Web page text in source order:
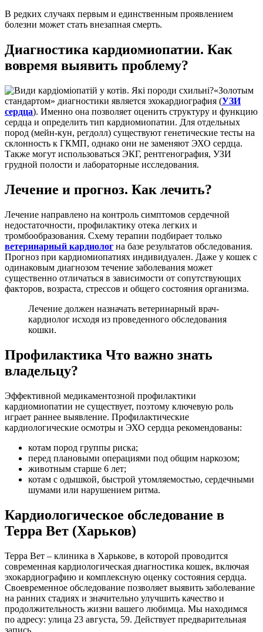
В редких случаях первым и единственным проявлением
болезни может стать внезапная смерть.
Диагностика кардиомиопатии. Как
вовремя выявить проблему?
«Золотым
стандартом» диагностики является эхокардиография (УЗИ
сердца). Именно она позволяет оценить структуру и функцию
сердца и определить тип кардиомиопатии. Для отдельных
пород (мейн-кун, регдолл) существуют генетические тесты на
склонность к ГКМП, однако они не заменяют ЭХО сердца.
Также могут использоваться ЭКГ, рентгенография, УЗИ
грудной полости и лабораторные исследования.
Лечение и прогноз. Как лечить?
Лечение направлено на контроль симптомов сердечной
недостаточности, профилактику отека легких и
тромбообразования. Схему терапии подбирает только
ветеринарный кардиолог на базе результатов обследования.
Прогноз при кардиомиопатиях индивидуален. Даже у кошек с
одинаковым диагнозом течение заболевания может
существенно отличаться в зависимости от сопутствующих
факторов, возраста, стрессов и общего состояния организма.
Лечение должен назначать ветеринарный врач-
кардиолог исходя из проведенного обследования
кошки.
Профилактика Что важно знать
владельцу?
Эффективной медикаментозной профилактики
кардиомиопатии не существует, поэтому ключевую роль
играет раннее выявление. Профилактические
кардиологические осмотры и ЭХО сердца рекомендованы:
котам пород группы риска;
перед плановыми операциями под общим наркозом;
животным старше 6 лет;
котам с одышкой, быстрой утомляемостью, сердечными
шумами или нарушением ритма.
Кардиологическое обследование в
Терра Вет (Харьков)
Терра Вет – клиника в Харькове, в которой проводится
современная кардиологическая диагностика кошек, включая
эхокардиографию и комплексную оценку состояния сердца.
Своевременное обследование позволяет выявить заболевание
на ранних стадиях и значительно улучшить качество и
продолжительность жизни вашего любимца. Мы находимся
по адресу: улица 23 августа, 59. Действует предварительная
запись.